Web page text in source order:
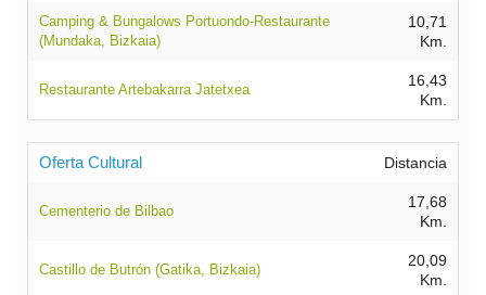
Camping & Bungalows Portuondo-Restaurante
(Mundaka, Bizkaia)
10,71
Km.
Restaurante Artebakarra Jatetxea
16,43
Km.
Oferta Cultural Distancia
Cementerio de Bilbao
17,68
Km.
Castillo de Butrón (Gatika, Bizkaia)
20,09
Km.